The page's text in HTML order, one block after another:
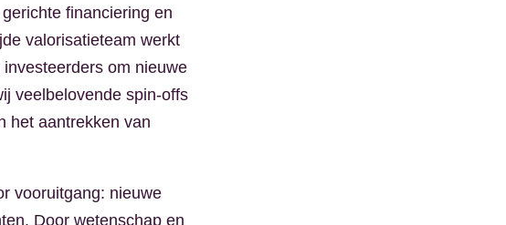
financiering en
valorisatieteam werkt
om nieuwe
veelbelovende spin-offs
het aantrekken van
vooruitgang: nieuwe
Door wetenschap en